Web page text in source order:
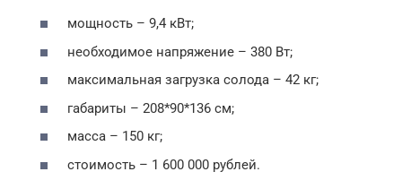
мощность – 9,4 кВт;
необходимое напряжение – 380 Вт;
максимальная загрузка солода – 42 кг;
габариты – 208*90*136 см;
масса – 150 кг;
стоимость – 1 600 000 рублей.